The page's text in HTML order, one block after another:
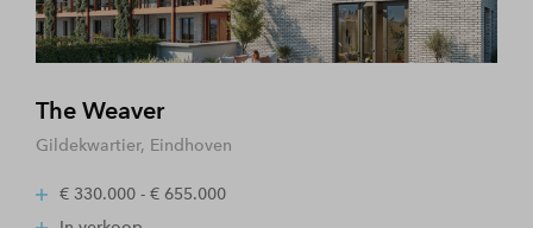
The Weaver
Gildekwartier, Eindhoven
€ 330.000 - € 655.000